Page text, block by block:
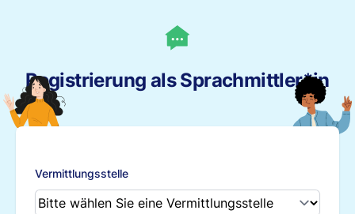
Registrierung als Sprachmittler*in
Vermittlungsstelle